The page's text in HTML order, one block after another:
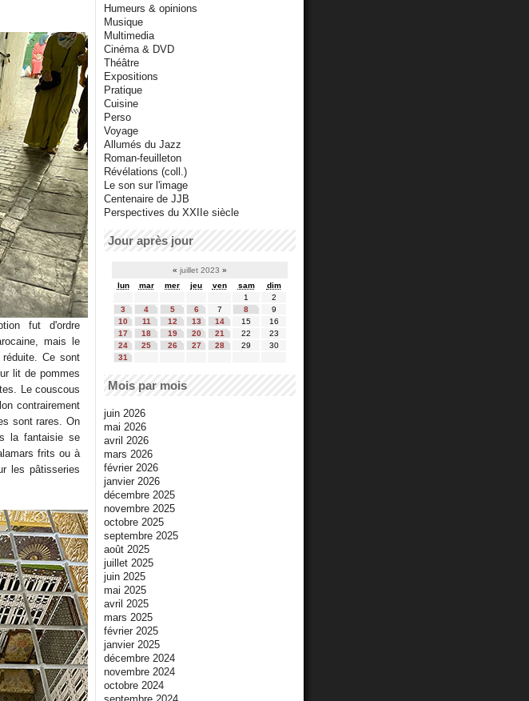
fut d'ordre
mais le
Ce sont
lit de pommes
Le couscous
contrairement
sont rares. On
la fantaisie se
frits ou à
les pâtisseries
Humeurs & opinions
Musique
Multimedia
Cinéma & DVD
Théâtre
Expositions
Pratique
Cuisine
Perso
Voyage
Allumés du Jazz
Roman-feuilleton
Révélations (coll.)
Le son sur l'image
Centenaire de JJB
Perspectives du XXIIe siècle
Jour après jour
« juillet 2023 »
lun
mar mer jeu ven sam
dim
1
2
3
4 5 6 7 8
9
10
11 12 13 14 15
16
17
18 19 20 21 22
23
24
25 26 27 28 29
30
31
Mois par mois
juin 2026
mai 2026
avril 2026
mars 2026
février 2026
janvier 2026
décembre 2025
novembre 2025
octobre 2025
septembre 2025
août 2025
juillet 2025
juin 2025
mai 2025
avril 2025
mars 2025
février 2025
janvier 2025
décembre 2024
novembre 2024
octobre 2024